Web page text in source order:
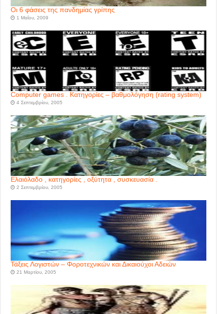
Οι 6 φάσεις της πανδηµίας γρίπης
1 Μαΐου, 2009
Computer games . Κατηγορίες – βαθμολόγηση (rating system)
4 Σεπτεμβρίου, 2005
Ελαιόλαδο , κατηγορίες , οξύτητα , συσκευασία .
2 Σεπτεμβρίου, 2005
Τάξεις Λογιστών – Φοροτεχνικών και Δικαιούχοι Αδειών
21 Μαρτίου, 2005